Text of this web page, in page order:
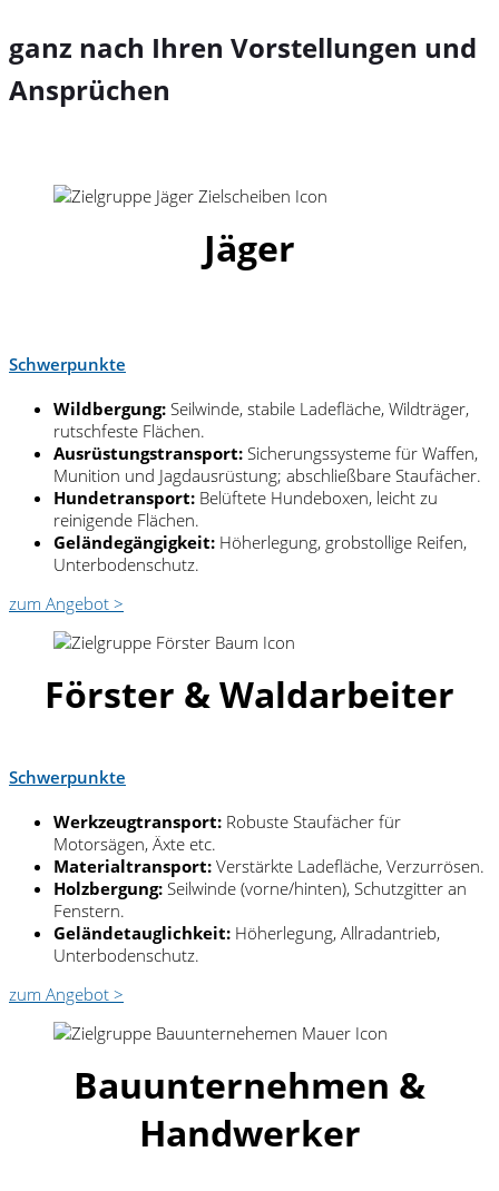
ganz nach Ihren Vorstellungen und
Ansprüchen
Jäger
Schwerpunkte
Wildbergung: Seilwinde, stabile Ladefläche, Wildträger,
rutschfeste Flächen.
Ausrüstungstransport: Sicherungssysteme für Waffen,
Munition und Jagdausrüstung; abschließbare Staufächer.
Hundetransport: Belüftete Hundeboxen, leicht zu
reinigende Flächen.
Geländegängigkeit: Höherlegung, grobstollige Reifen,
Unterbodenschutz.
zum Angebot >
Förster & Waldarbeiter
Schwerpunkte
Werkzeugtransport: Robuste Staufächer für
Motorsägen, Äxte etc.
Materialtransport: Verstärkte Ladefläche, Verzurrösen.
Holzbergung: Seilwinde (vorne/hinten), Schutzgitter an
Fenstern.
Geländetauglichkeit: Höherlegung, Allradantrieb,
Unterbodenschutz.
zum Angebot >
Bauunternehmen &
Handwerker